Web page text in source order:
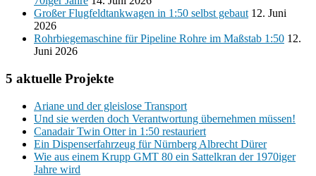
Großer Flugfeldtankwagen in 1:50 selbst gebaut 12. Juni
2026
Rohrbiegemaschine für Pipeline Rohre im Maßstab 1:50 12.
Juni 2026
5 aktuelle Projekte
Ariane und der gleislose Transport
Und sie werden doch Verantwortung übernehmen müssen!
Canadair Twin Otter in 1:50 restauriert
Ein Dispenserfahrzeug für Nürnberg Albrecht Dürer
Wie aus einem Krupp GMT 80 ein Sattelkran der 1970iger
Jahre wird